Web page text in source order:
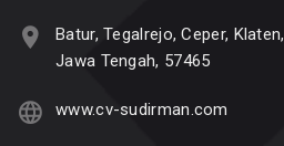
Batur, Tegalrejo, Ceper, Klaten,
Jawa Tengah, 57465
www.cv-sudirman.com